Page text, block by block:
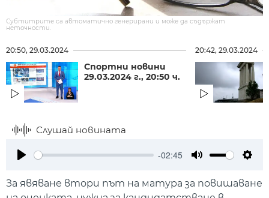
Субтитрите са автоматично генерирани и може да съдържат
неточности.
20:50, 29.03.2024
Спортни новини
29.03.2024 г., 20:50 ч.
20:42, 29.03.2024
Слушай новината
-02:45
За явяване втори път на матура за повишаване